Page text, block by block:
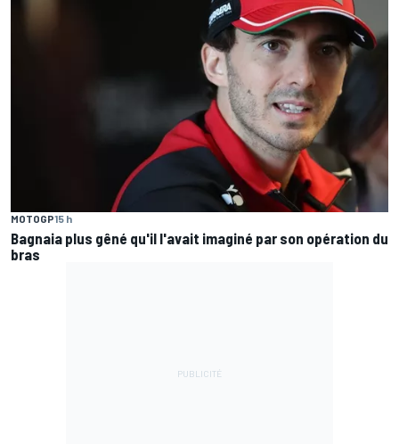
MOTOGP15 h
Bagnaia plus gêné qu'il l'avait imaginé par son opération du
bras